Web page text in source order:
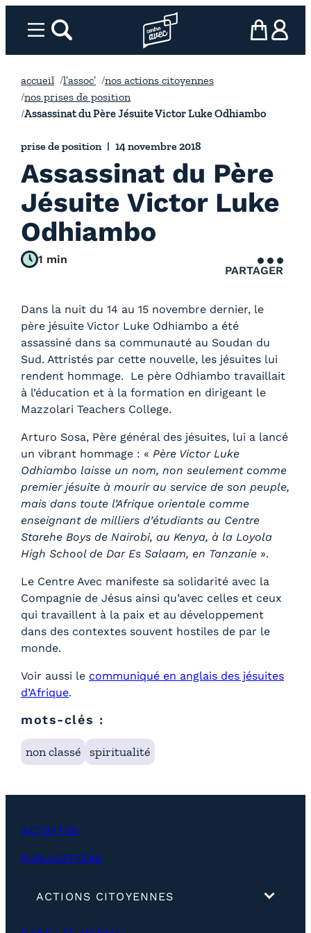
Menurechercher Page d’accueil l’association
mon panier
ma
accueil l’assoc’
nos actions citoyennes
nos prises de position
Assassinat du Père Jésuite Victor Luke Odhiambo
prise de position 14 novembre 2018
Assassinat du Père
Jésuite Victor Luke
Odhiambo
1 min
PARTAGER
Dans la nuit du 14 au 15 novembre dernier, le
père jésuite Victor Luke Odhiambo a été
assassiné dans sa communauté au Soudan du
Sud. Attristés par cette nouvelle, les jésuites lui
rendent hommage. Le père Odhiambo travaillait
à l’éducation et à la formation en dirigeant le
Mazzolari Teachers College.
Arturo Sosa, Père général des jésuites, lui a lancé
un vibrant hommage : « Père Victor Luke
Odhiambo laisse un nom, non seulement comme
premier jésuite à mourir au service de son peuple,
mais dans toute l’Afrique orientale comme
enseignant de milliers d’étudiants au Centre
Starehe Boys de Nairobi, au Kenya, à la Loyola
High School de Dar Es Salaam, en Tanzanie ».
Le Centre Avec manifeste sa solidarité avec la
Compagnie de Jésus ainsi qu’avec celles et ceux
qui travaillent à la paix et au développement
dans des contextes souvent hostiles de par le
monde.
Voir aussi le communiqué en anglais des jésuites
d’Afrique.
mots-clés :
non classé spiritualité
ACTIVITÉS
PUBLICATIONS
ACTIONS CITOYENNES